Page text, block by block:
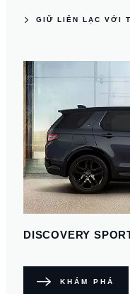
GIỮ LIÊN LẠC VỚI
DISCOVERY
KHÁM PHÁ